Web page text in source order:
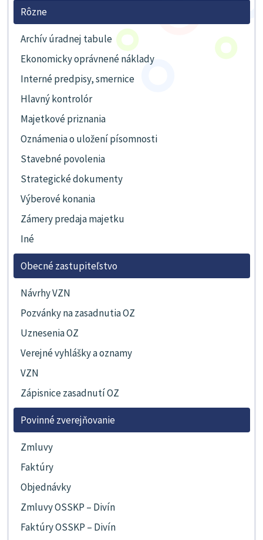
Rôzne
Archív úradnej tabule
Ekonomicky oprávnené náklady
Interné predpisy, smernice
Hlavný kontrolór
Majetkové priznania
Oznámenia o uložení písomnosti
Stavebné povolenia
Strategické dokumenty
Výberové konania
Zámery predaja majetku
Iné
Obecné zastupiteľstvo
Návrhy VZN
Pozvánky na zasadnutia OZ
Uznesenia OZ
Verejné vyhlášky a oznamy
VZN
Zápisnice zasadnutí OZ
Povinné zverejňovanie
Zmluvy
Faktúry
Objednávky
Zmluvy OSSKP – Divín
Faktúry OSSKP – Divín